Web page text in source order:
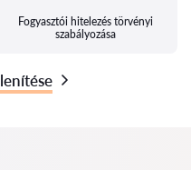
Fogyasztói hitelezés törvényi
szabályozása